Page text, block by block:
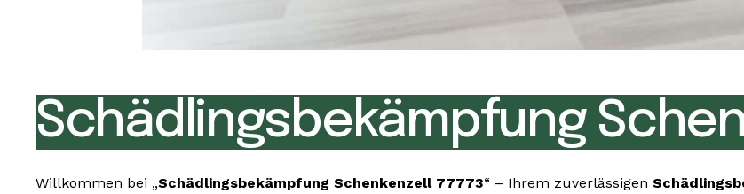
Schädlingsbekämpfung
Willkommen bei „Schädlingsbekämpfung Schenkenzell 77773“ – Ihrem zuverlässigen